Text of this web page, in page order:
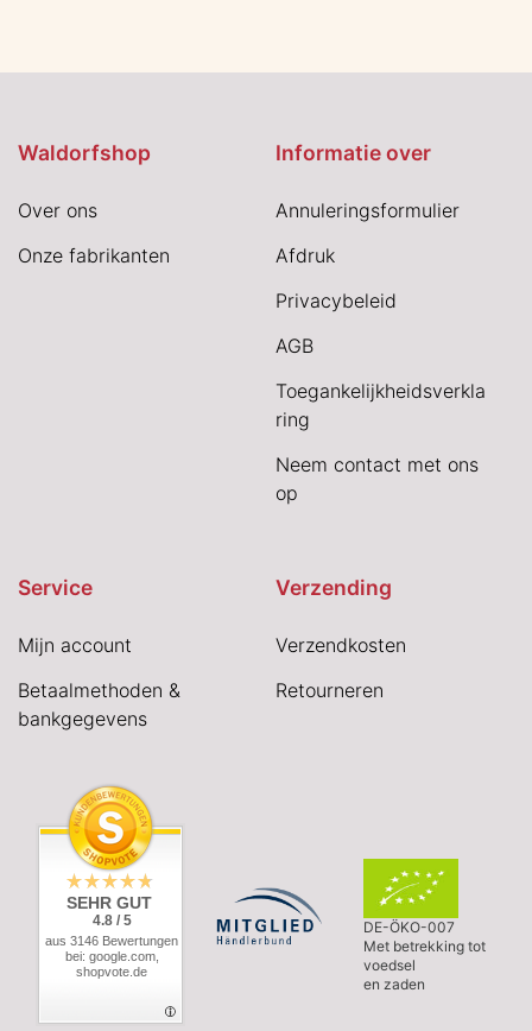
Waldorfshop
Over ons
Onze fabrikanten
Informatie over
Annuleringsformulier
Afdruk
Privacybeleid
AGB
Toegankelijkheidsverkla
ring
Neem contact met ons
op
Service
Mijn account
Betaalmethoden &
bankgegevens
Verzending
Verzendkosten
Retourneren
SEHR GUT
4.8 / 5
aus 3146 Bewertungen
bei: google.com,
shopvote.de
DE-ÖKO-007
Met betrekking tot
voedsel
en zaden